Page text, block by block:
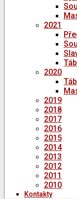
2021
2020
2019
2018
2017
2016
2015
2014
2013
2012
2011
2010
Kontakty